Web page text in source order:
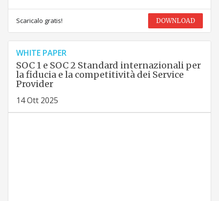
Scaricalo gratis! DOWNLOAD
WHITE PAPER
SOC 1 e SOC 2 Standard internazionali per
la fiducia e la competitività dei Service
Provider
14 Ott 2025